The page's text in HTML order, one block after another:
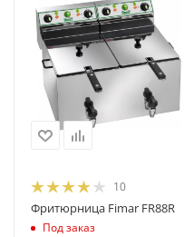
10
Фритюрница Fimar FR88R
Под заказ